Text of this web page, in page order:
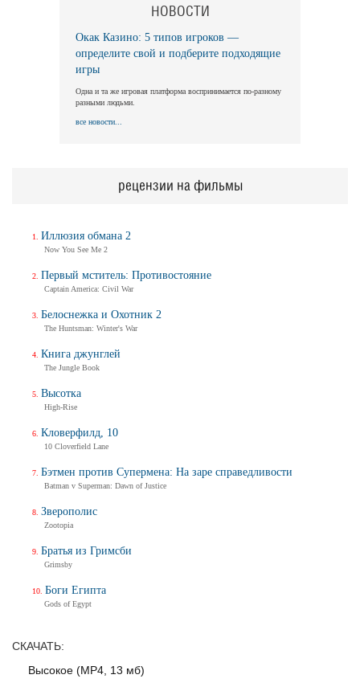
Длинная ночь, короткое утро
Long Nights Short Mornings
Трейлер (на русском)
Трейлер №2
Тизер-трейлер (на русском)
СКАЧАТЬ:
Высокое (MP4, 13 мб)
НОВОСТИ
Окак Казино: 5 типов игроков —
определите свой и подберите подходящие
игры
Одна и та же игровая платформа воспринимается по-разному
разными людьми.
все новости...
рецензии на фильмы
Иллюзия обмана 2
Now You See Me 2
Первый мститель: Противостояние
Captain America: Civil War
Белоснежка и Охотник 2
The Huntsman: Winter's War
Книга джунглей
The Jungle Book
Высотка
High-Rise
Кловерфилд, 10
10 Cloverfield Lane
Бэтмен против Супермена: На заре справедливости
Batman v Superman: Dawn of Justice
Зверополис
Zootopia
Братья из Гримсби
Grimsby
Боги Египта
Gods of Egypt